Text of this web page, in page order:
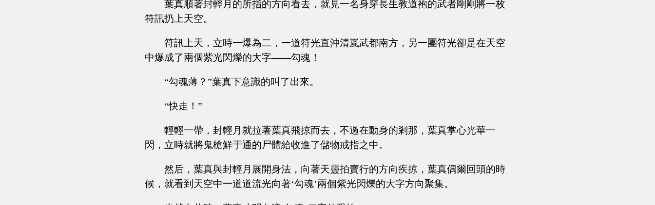
葉真順著封輕月的所指的方向看去，就見一名身穿長生教道袍的武者剛剛將一枚
符訊扔上天空。
符訊上天，立時一爆為二，一道符光直沖清嵐武都南方，另一團符光卻是在天空
中爆成了兩個紫光閃爍的大字——勾魂！
“勾魂薄？”葉真下意識的叫了出來。
“快走！”
輕輕一帶，封輕月就拉著葉真飛掠而去，不過在動身的剎那，葉真掌心光華一
閃，立時就將鬼槍鮮于通的尸體給收進了儲物戒指之中。
然后，葉真與封輕月展開身法，向著天靈拍賣行的方向疾掠，葉真偶爾回頭的時
候，就看到天空中一道道流光向著‘勾魂’兩個紫光閃爍的大字方向聚集。